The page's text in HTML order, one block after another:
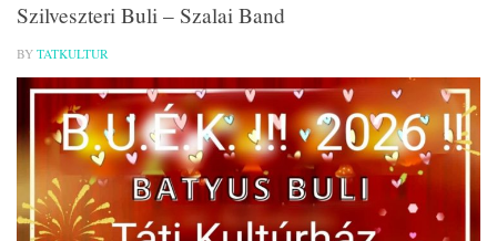
Szilveszteri Buli – Szalai Band
BY TATKULTUR